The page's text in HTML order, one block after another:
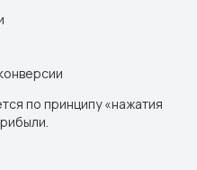
по принципу «нажатия